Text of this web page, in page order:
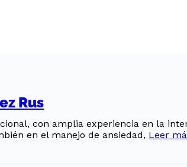
Rus
con amplia experiencia en la
en el manejo de ansiedad, Leer